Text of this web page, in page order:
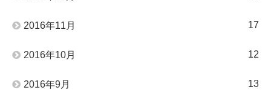
2016年11月 17
2016年10月 12
2016年9月 13